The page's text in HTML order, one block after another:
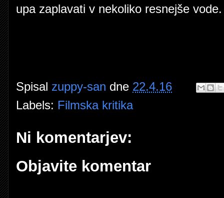
upa zaplavati v nekoliko resnejše vode.
Spisal zuppy-san dne 22.4.16
Labels: Filmska kritika
Ni komentarjev:
Objavite komentar